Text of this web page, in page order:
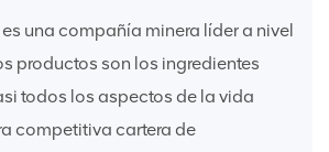
una compañía minera líder a nivel
productos son los ingredientes
todos los aspectos de la vida
competitiva cartera de